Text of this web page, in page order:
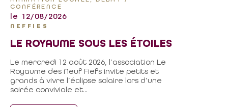
CONFÉRENCE
le 12/08/2026
NEFFIES
LE ROYAUME SOUS LES ÉTOILES
Le mercredi 12 août 2026, l’association Le
Royaume des Neuf Fiefs invite petits et
grands à vivre l’éclipse solaire lors d’une
soirée conviviale et...